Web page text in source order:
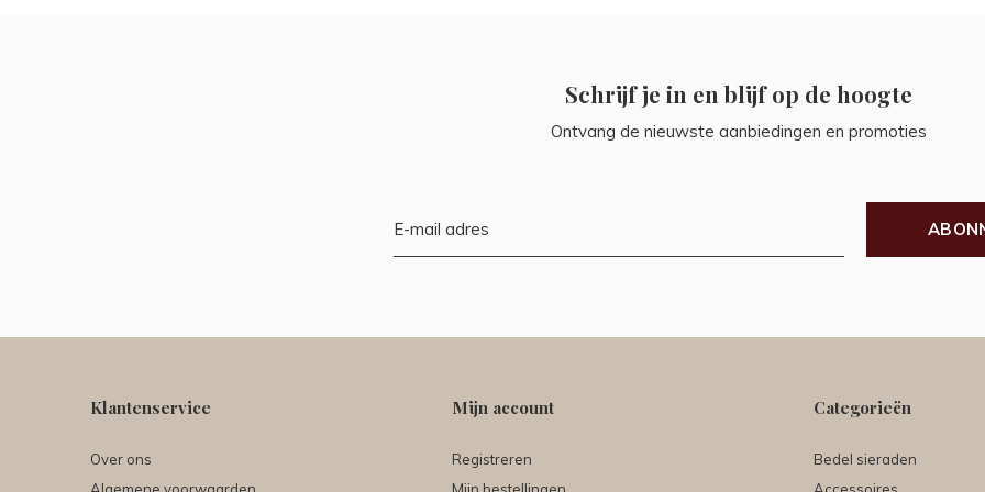
Schrijf je in en blijf op de hoogte
Ontvang de nieuwste aanbiedingen en promoties
Klantenservice
Over ons
Mijn account
Registreren
Categorieën
Bedel sieraden